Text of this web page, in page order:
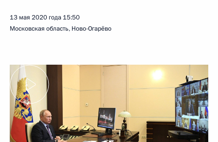
13 мая 2020 года 15:50
Московская область, Ново-Огарёво